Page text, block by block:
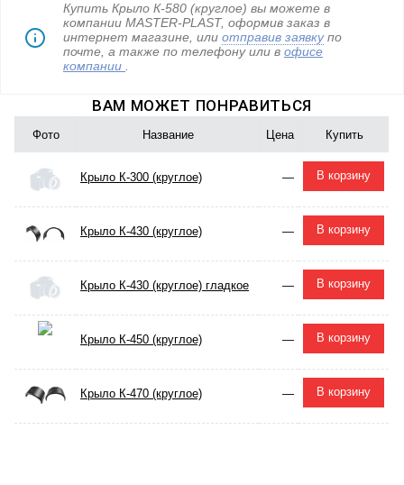
Купить Крыло К-580 (круглое) вы можете в
компании MASTER-PLAST, оформив заказ в
интернет магазине, или отправив заявкупо
почте, а также по телефонуили в офисе
компании
ВАМ МОЖЕТ ПОНРАВИТЬСЯ
Фото Название Цена Купить
Крыло К-300 (круглое) — В корзину
Крыло К-430 (круглое) — В корзину
Крыло К-430 (круглое) гладкое — В корзину
Крыло К-450 (круглое) — В корзину
Крыло К-470 (круглое) — В корзину